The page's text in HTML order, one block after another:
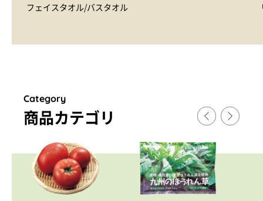
フェイスタオル/バスタオル
Category
商品カテゴリ